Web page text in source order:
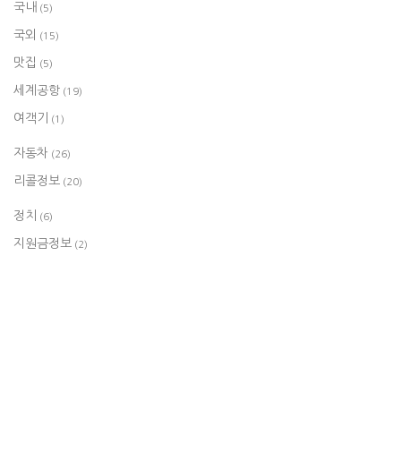
국내 (5)
국외 (15)
맛집 (5)
세계공항 (19)
여객기 (1)
자동차 (26)
리콜정보 (20)
정치 (6)
지원금정보 (2)